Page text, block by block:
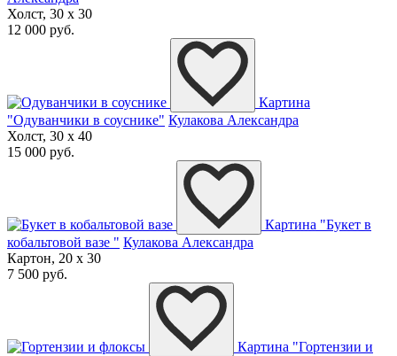
Холст, 30 x 30
12 000 руб.
Картина
"Одуванчики в соуснике" Кулакова Александра
Холст, 30 x 40
15 000 руб.
Картина "Букет в
кобальтовой вазе " Кулакова Александра
Картон, 20 x 30
7 500 руб.
Картина "Гортензии и